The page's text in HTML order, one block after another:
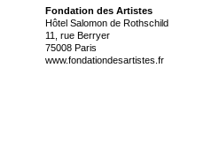
Fondation des Artistes
Hôtel Salomon de Rothschild
11, rue Berryer
75008 Paris
www.fondationdesartistes.fr